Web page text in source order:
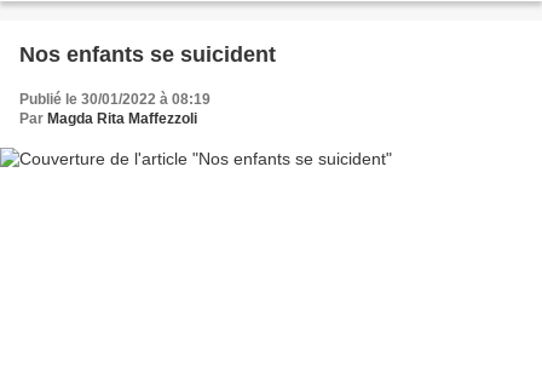
Nos enfants se suicident
Publié le 30/01/2022 à 08:19
Par Magda Rita Maffezzoli